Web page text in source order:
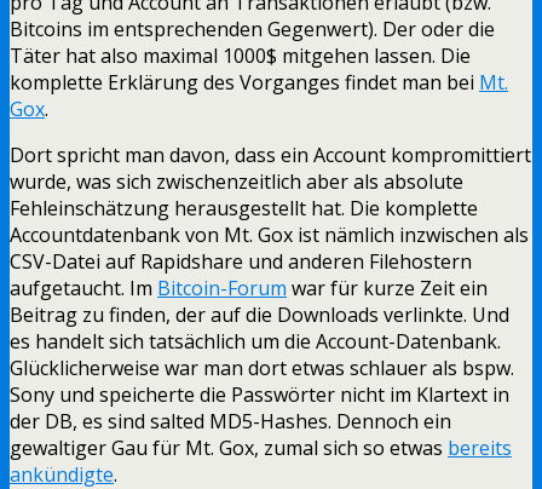
Bitcoins im entsprechenden Gegenwert). Der oder die
Täter hat also maximal 1000$ mitgehen lassen. Die
komplette Erklärung des Vorganges findet man bei Mt.
Gox.
Dort spricht man davon, dass ein Account kompromittiert
wurde, was sich zwischenzeitlich aber als absolute
Fehleinschätzung herausgestellt hat. Die komplette
Accountdatenbank von Mt. Gox ist nämlich inzwischen als
CSV-Datei auf Rapidshare und anderen Filehostern
aufgetaucht. Im Bitcoin-Forum war für kurze Zeit ein
Beitrag zu finden, der auf die Downloads verlinkte. Und
es handelt sich tatsächlich um die Account-Datenbank.
Glücklicherweise war man dort etwas schlauer als bspw.
Sony und speicherte die Passwörter nicht im Klartext in
der DB, es sind salted MD5-Hashes. Dennoch ein
gewaltiger Gau für Mt. Gox, zumal sich so etwas bereits
ankündigte.